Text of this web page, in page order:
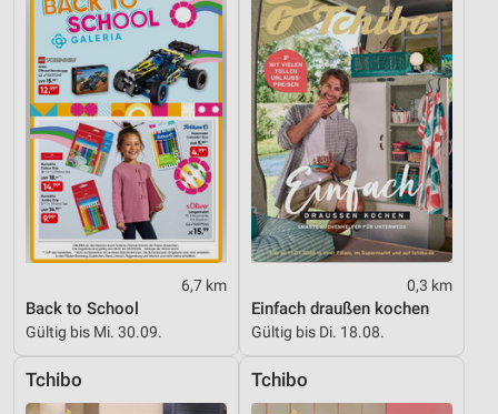
6,7 km
Back to School
Gültig bis Mi. 30.09.
0,3 km
Einfach draußen kochen
Gültig bis Di. 18.08.
Tchibo Tchibo
Verwendung reduzierter Daten zur Auswahl von
Inhalten
IAB-Besonderheiten:
Verwendung genauer Standortdaten
Geräte anhand von aktiv angeforderten
Informationen identifizieren
Nicht-IAB-Verarbeitungszwecke:
Notwendig
Funktional
Werbung